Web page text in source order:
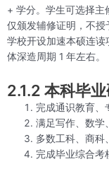
+ 学分。学生可选择
仅颁发辅修证明，不授
学校开设加速本硕连
体深造周期 1 年左右。
2.1.2 本科毕
完成通识教育、
满足写作、数学
多数工科、商科
完成毕业综合考